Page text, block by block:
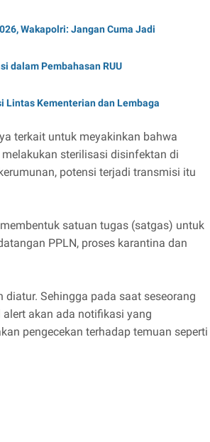
Wakapolri: Jangan Cuma Jadi
dalam Pembahasan RUU
Lintas Kementerian dan Lembaga
terkait untuk meyakinkan bahwa
sterilisasi disinfektan di
potensi terjadi transmisi itu
satuan tugas (satgas) untuk
PPLN, proses karantina dan
Sehingga pada saat seseorang
akan ada notifikasi yang
pengecekan terhadap temuan seperti